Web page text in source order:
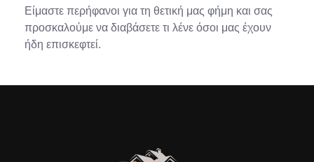
Είμαστε περήφανοι για τη θετική μας φήμη και σας
προσκαλούμε να διαβάσετε τι λένε όσοι μας έχουν
ήδη επισκεφτεί.